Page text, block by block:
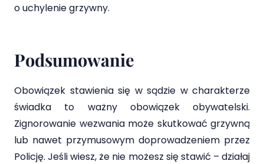
o uchylenie grzywny.
Podsumowanie
Obowiązek stawienia się w sądzie w charakterze
świadka to ważny obowiązek obywatelski.
Zignorowanie wezwania może skutkować grzywną
lub nawet przymusowym doprowadzeniem przez
Policję. Jeśli wiesz, że nie możesz się stawić – działaj